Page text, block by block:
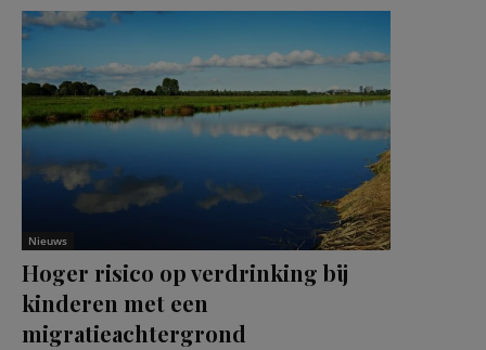
Nieuws
Hoger risico op verdrinking bij
kinderen met een
migratieachtergrond